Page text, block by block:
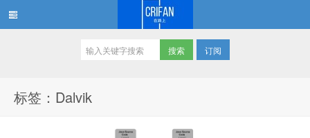
订阅
标签：Dalvik